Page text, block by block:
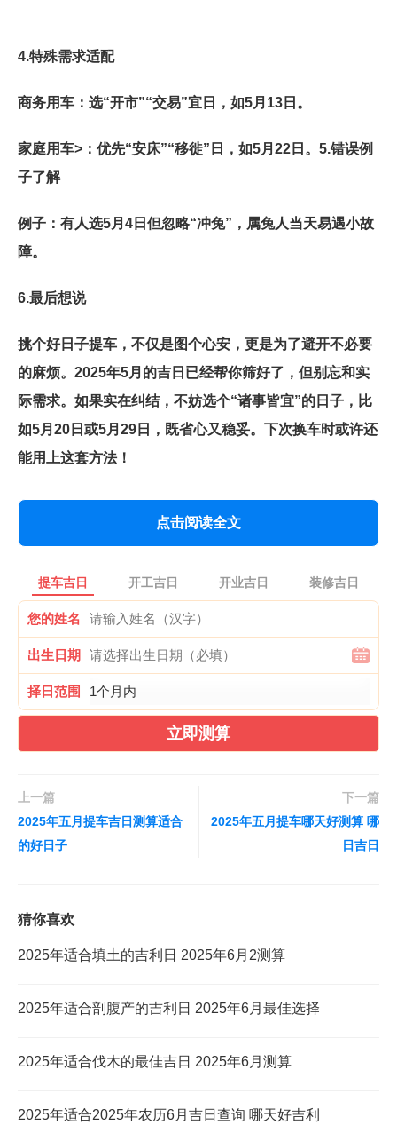
4.特殊需求适配
商务用车 ：选“开市”“交易”宜日，如5月13日。
家庭用车>：优先“安床”“移徙”日，如5月22日。 5.错误例
子了解
例子 ：有人选5月4日但忽略“冲兔”，属兔人当天易遇小故
障。
6.最后想说
挑个好日子提车，不仅是图个心安，更是为了避开不必要
的麻烦。2025年5月的吉日已经帮你筛好了，但别忘和实
际需求。如果实在纠结，不妨选个“诸事皆宜”的日子，比
如5月20日或5月29日，既省心又稳妥。下次换车时或许还
能用上这套方法！
点击阅读全文
提车吉日 开工吉日 开业吉日 装修吉日
您的姓名
出生日期
择日范围
立即测算
上一篇
2025年五月提车吉日测算适合
的好日子
下一篇
2025年五月提车哪天好测算 哪
日吉日
猜你喜欢
2025年适合填土的吉利日 2025年6月2测算
2025年适合剖腹产的吉利日 2025年6月最佳选择
2025年适合伐木的最佳吉日 2025年6月测算
2025年适合2025年农历6月吉日查询 哪天好吉利